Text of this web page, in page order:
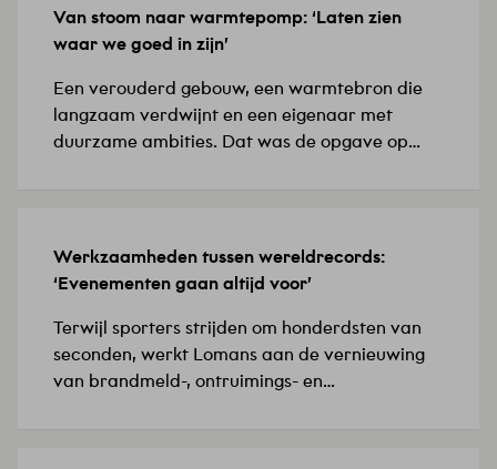
15 JULI 2026
Van stoom naar warmtepomp: ‘Laten zien
waar we goed in zijn’
Een verouderd gebouw, een warmtebron die
langzaam verdwijnt en een eigenaar met
duurzame ambities. Dat was de opgave op
waren verouderd en de bestaande
verwarmingsoplossing vroeg om een
projectleider werktuigbouwkunde, toe. Hij
doelt…
8 JULI 2026
Werkzaamheden tussen wereldrecords:
‘Evenementen gaan altijd voor’
Terwijl sporters strijden om honderdsten van
seconden, werkt Lomans aan de vernieuwing
van brandmeld-, ontruimings- en